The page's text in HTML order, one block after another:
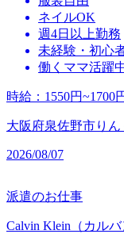
ネイルOK
週4日以上勤務
未経験・初心
働くママ活躍
時給 ： 1550円~1700
大阪府泉佐野市りん
2026/08/07
派遣のお仕事
Calvin Klein（カル